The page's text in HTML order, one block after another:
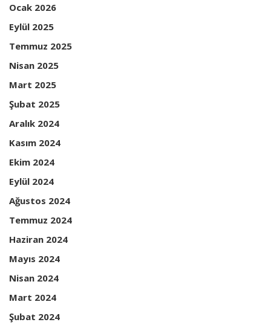
Ocak 2026
Eylül 2025
Temmuz 2025
Nisan 2025
Mart 2025
Şubat 2025
Aralık 2024
Kasım 2024
Ekim 2024
Eylül 2024
Ağustos 2024
Temmuz 2024
Haziran 2024
Mayıs 2024
Nisan 2024
Mart 2024
Şubat 2024